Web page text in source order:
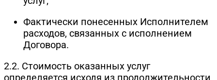
Фактически понесенных Исполнителем
расходов, связанных с исполнением
Договора.
2.2. Стоимость оказанных услуг
определяется исходя из продолжительности